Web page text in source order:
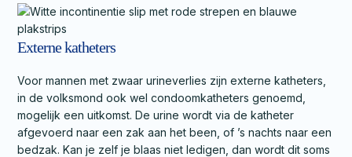
Externe katheters
Voor mannen met zwaar urineverlies zijn externe katheters,
in de volksmond ook wel condoomkatheters genoemd,
mogelijk een uitkomst. De urine wordt via de katheter
afgevoerd naar een zak aan het been, of ’s nachts naar een
bedzak. Kan je zelf je blaas niet ledigen, dan wordt dit soms